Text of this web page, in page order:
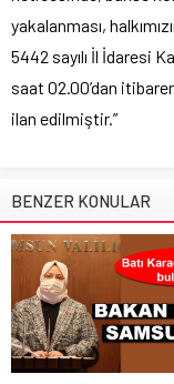
yakalanması,
5442 sayılı İl İdaresi
saat 02.00’dan
ilan edilmiştir.”
BENZER KONULAR